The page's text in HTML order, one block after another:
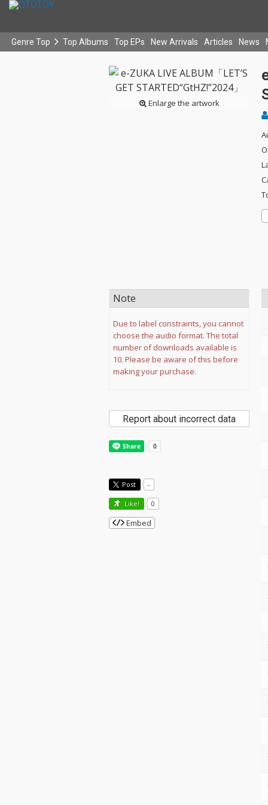
Genre Top Top Albums Top EPs New Arrivals Articles News
Enlarge the artwork
Note
Due to label constraints, you cannot
choose the audio format. The total
number of downloads available is
10. Please be aware of this before
making your purchase.
Report about incorrect data
Post -
Like! 0
Embed